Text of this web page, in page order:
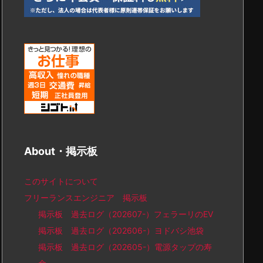
About・掲示板
このサイトについて
フリーランスエンジニア 掲示板
掲示板 過去ログ（202607-）フェラーリのEV
掲示板 過去ログ（202606-）ヨドバシ池袋
掲示板 過去ログ（202605-）電源タップの寿